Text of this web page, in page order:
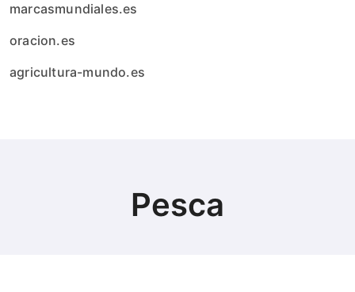
marcasmundiales.es
oracion.es
agricultura-mundo.es
Pesca